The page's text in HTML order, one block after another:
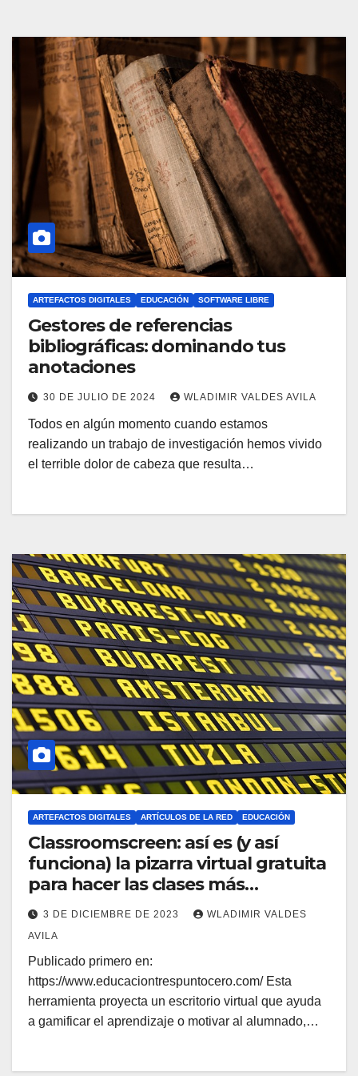
ARTEFACTOS DIGITALES EDUCACIÓN SOFTWARE LIBRE
Gestores de referencias
bibliográficas: dominando tus
anotaciones
30 DE JULIO DE 2024 WLADIMIR VALDES AVILA
Todos en algún momento cuando estamos
realizando un trabajo de investigación hemos vivido
el terrible dolor de cabeza que resulta…
ARTEFACTOS DIGITALES ARTÍCULOS DE LA RED EDUCACIÓN
Classroomscreen: así es (y así
funciona) la pizarra virtual gratuita
para hacer las clases más
interactivas
3 DE DICIEMBRE DE 2023
WLADIMIR VALDES
AVILA
Publicado primero en:
https://www.educaciontrespuntocero.com/ Esta
herramienta proyecta un escritorio virtual que ayuda
a gamificar el aprendizaje o motivar al alumnado,…